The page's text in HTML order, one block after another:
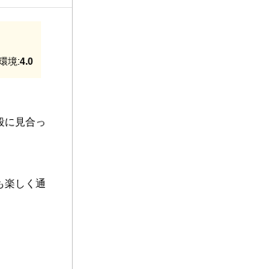
境:4.0
に見合っ
楽しく通